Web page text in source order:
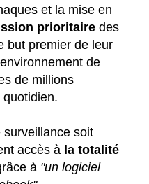
et la mise en
prioritaire des
but premier de leur
de
de millions
surveillance soit
accès à la totalité
à "un logiciel